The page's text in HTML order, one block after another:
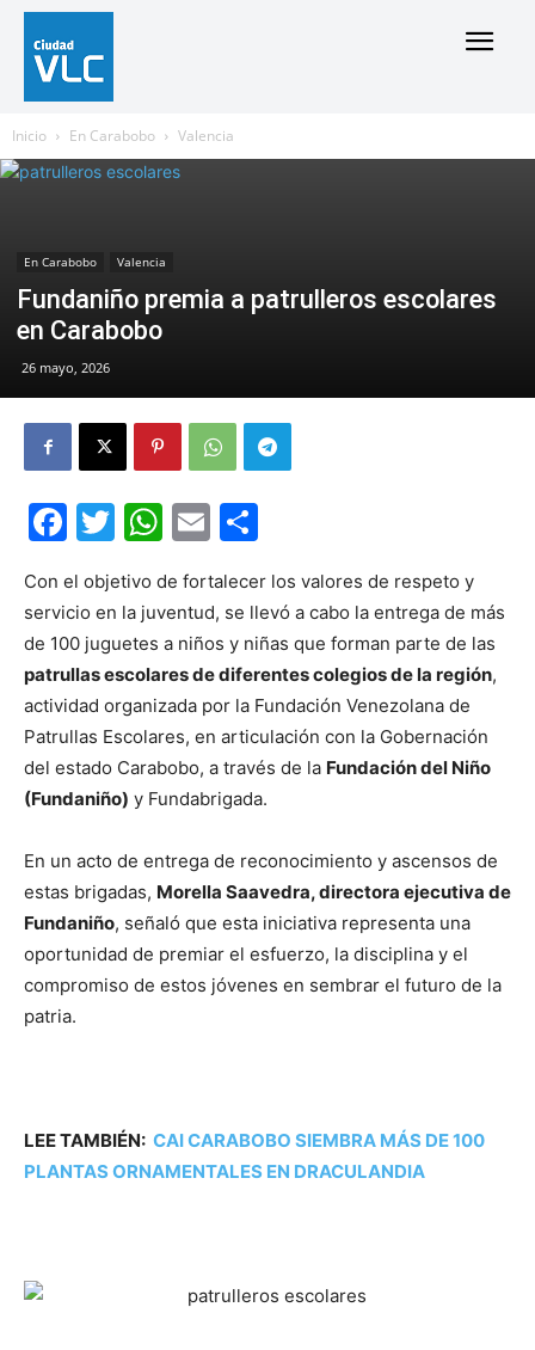
Inicio En Carabobo Valencia
En Carabobo Valencia
Fundaniño premia a patrulleros escolares
en Carabobo
26 mayo, 2026
Facebook
Twitter
WhatsApp
Email
Con el objetivo de fortalecer los valores de respeto y
servicio en la juventud, se llevó a cabo la entrega de más
de 100 juguetes a niños y niñas que forman parte de las
patrullas escolares de diferentes colegios de la región,
actividad organizada por la Fundación Venezolana de
Patrullas Escolares, en articulación con la Gobernación
del estado Carabobo, a través de la Fundación del Niño
(Fundaniño) y Fundabrigada.
En un acto de entrega de reconocimiento y ascensos de
estas brigadas, Morella Saavedra, directora ejecutiva de
Fundaniño, señaló que esta iniciativa representa una
oportunidad de premiar el esfuerzo, la disciplina y el
compromiso de estos jóvenes en sembrar el futuro de la
patria.
LEE TAMBIÉN: CAI CARABOBO SIEMBRA MÁS DE 100
PLANTAS ORNAMENTALES EN DRACULANDIA